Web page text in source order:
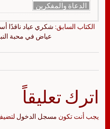
الدعاة والمفكرين
الكتاب السابق: شكري عياد ناقدًا
عياض في محبة
اترك تعليقاً
يجب أنت تكون مسجل الدخول